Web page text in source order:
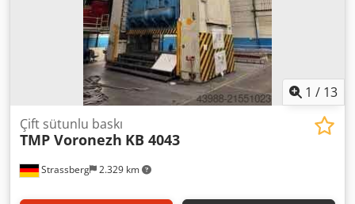
1 / 13
Strassberg 2.329 km
Çift sütunlu baskı
TMP Voronezh KB 4043